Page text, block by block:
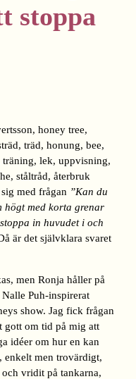
stoppa
med frågan ”Kan du
högt med korta grenar
in huvudet i och
är det självklara svaret
men Ronja håller på
Puh-inspirerat
show. Jag fick frågan
gott om tid på mig att
idéer om hur en kan
enkelt men trovärdigt,
vridit på tankarna,